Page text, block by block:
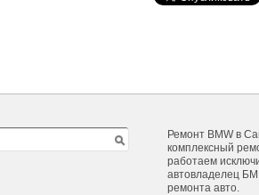
Ремонт BMW в
комплексный
работаем
автовладелец
ремонта авто.